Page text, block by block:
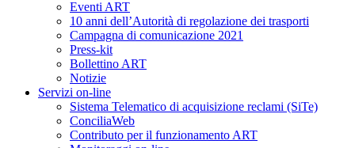
Eventi ART
10 anni dell’Autorità di regolazione dei trasporti
Campagna di comunicazione 2021
Press-kit
Bollettino ART
Notizie
Servizi on-line
Sistema Telematico di acquisizione reclami (SiTe)
ConciliaWeb
Contributo per il funzionamento ART